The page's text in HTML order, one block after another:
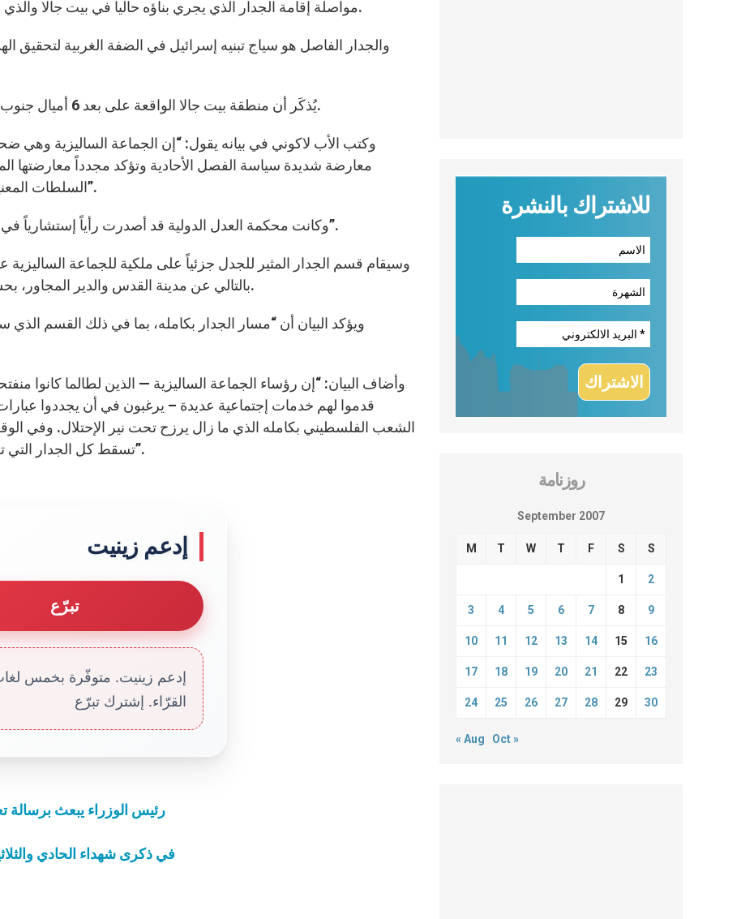
مواصلة إقامة الجدار الذي يجري بناؤه حالياً في بيت جالا والذي سيُبنى جزء منه على أراضٍ تابعة للجماعة الساليزية.
والجدار الفاصل هو سياج تبنيه إسرائيل في الضفة الغربية لتحقيق
يُذكَر أن منطقة بيت جالا الواقعة على بعد 6 أميال جنوب مدينة القدس هي جزء من منطقة بيت لحم الكبرى.
وكتب الأب لاكوني في بيانه يقول: “إن الجماعة الساليزية وهي
معارضة شديدة سياسة الفصل الأحادية وتؤكد مجدداً معارضتها
السلطات المعنية كافة إلى العمل على إعادة إرساء القانون الدولي”.
وكانت محكمة العدل الدولية قد أصدرت رأياً إستشارياً في يوليو 2004 يفيد بأن الجدار “مخالف للقانون الدولي”.
وسيقام قسم الجدار المثير للجدل جزئياً على ملكية للجماعة
بالتالي عن مدينة القدس والدير المجاور، بحسب البيان الصادر عن وكالة أنباء الجماعة الساليزية.
ويؤكد البيان أن “مسار الجدار بكامله، بما في ذلك القسم
وأضاف البيان: “إن رؤساء الجماعة الساليزية — الذين لطالما كانوا
قدموا لهم خدمات إجتماعية عديدة – يرغبون في أن يجددوا
الشعب الفلسطيني بكامله الذي ما زال يرزح تحت نير الإحتلال. وفي
تسقط كل الجدار التي تفصل بين الشعوب، كيما يحلّ السلام في المستقبل”.
إدعم زينيت
تبرّع
إدعم زينيت. متوفّرة بخمس
القرّاء. إشترك تبرّع
رئيس الوزراء يبعث برسالة
في ذكرى شهداء الحادي
للاشتراك بالنشرة
روزنامة
September 2007
M T W T F S S
1 2
3 4 5 6 7 8 9
10 11 12 13 14 15 16
17 18 19 20 21 22 23
24 25 26 27 28 29 30
« Aug Oct »